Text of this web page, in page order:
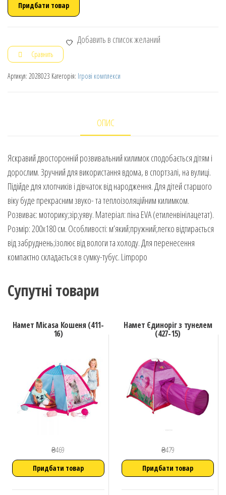
Придбати товар
Добавить в список желаний
Сравнить
Артикул: 2028023 Категорія: Ігрові комплекси
ОПИС
Яскравий двосторонній розвивальний килимок сподобається дітям і
дорослим. Зручний для використання вдома, в спортзалі, на вулиці.
Підійде для хлопчиків і дівчаток від народження. Для дітей старшого
віку буде прекрасним звуко- та теплоізоляційним килимком.
Розвиває: моторику;зір;уяву. Матеріал: піна EVA (етиленвінілацетат).
Розмір: 200х180 см. Особливості: м’який;пружний;легко відтирається
від забруднень;ізолює від вологи та холоду. Для перенесення
компактно складається в сумку-тубус. Limpopo
Супутні товари
Намет Micasa Кошеня (411-
16)
₴469
Придбати товар
Намет Єдиноріг з тунелем
(427-15)
₴479
Придбати товар